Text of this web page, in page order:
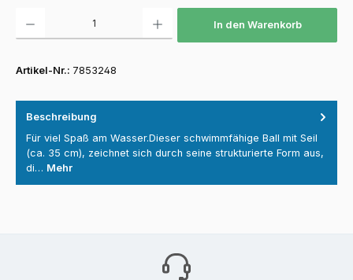
In den Warenkorb
Artikel-Nr.: 7853248
Beschreibung
Für viel Spaß am Wasser.Dieser schwimmfähige Ball mit Seil
(ca. 35 cm), zeichnet sich durch seine strukturierte Form aus,
di… Mehr